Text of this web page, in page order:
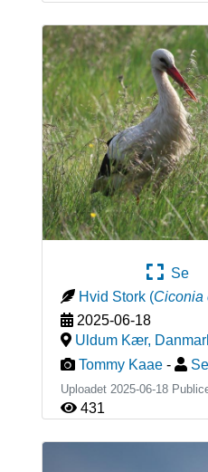
Se
Hvid Stork (Ciconia
2025-06-18
Uldum Kær,
Tommy Kaae -
Uploadet 2025-06-18
431